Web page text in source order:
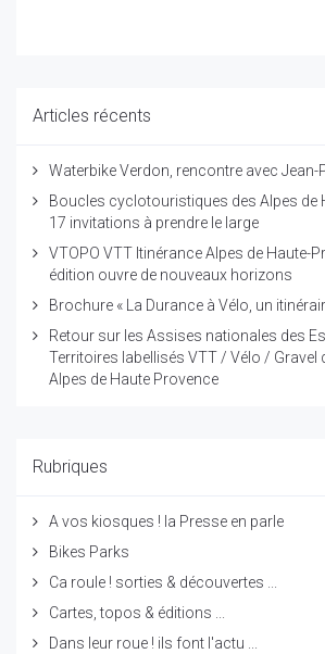
Articles récents
Waterbike Verdon, rencontre avec Jean-
Boucles cyclotouristiques des Alpes de
17 invitations à prendre le large
VTOPO VTT Itinérance Alpes de Haute-
édition ouvre de nouveaux horizons
Brochure « La Durance à Vélo, un
Retour sur les Assises nationales des
Territoires labellisés VTT / Vélo / Gravel
Alpes de Haute Provence
Rubriques
A vos kiosques ! la Presse en parle
Bikes Parks
Ca roule ! sorties & découvertes ...
Cartes, topos & éditions ...
Dans leur roue ! ils font l'actu ...